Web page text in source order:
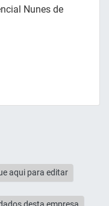
Nunes de
aqui para editar